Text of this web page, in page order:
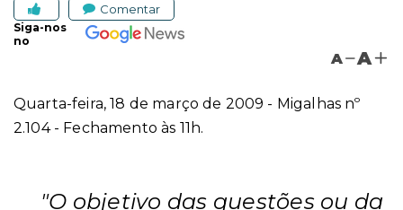
Comentar
Siga-nos
no
A A
Quarta-feira, 18 de março de 2009 - Migalhas nº
2.104 - Fechamento às 11h.
"O objetivo das questões ou da